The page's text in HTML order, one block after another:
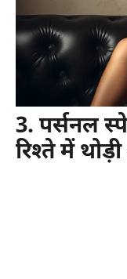
3. पर्सनल
रिश्ते में